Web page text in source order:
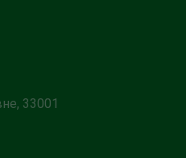
33001